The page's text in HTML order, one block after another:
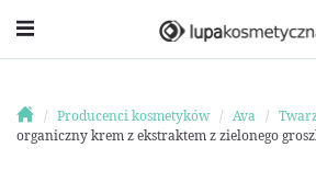
Producenci kosmetyków Ava
organiczny krem z ekstraktem z zielonego